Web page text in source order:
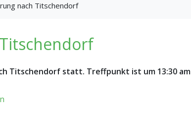
nach Titschendorf
Titschendorf statt. Treffpunkt ist um 13:30 am